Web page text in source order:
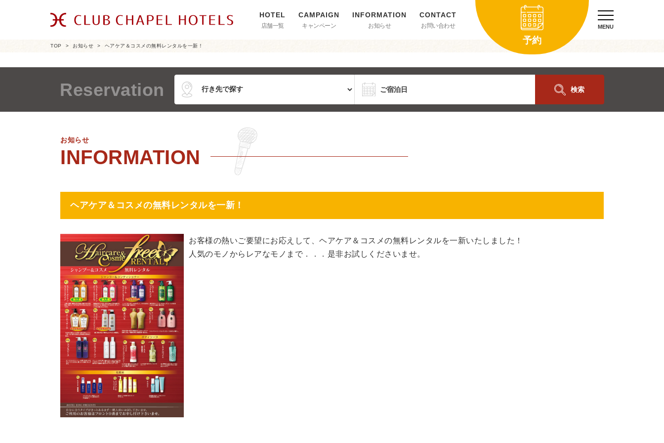
店舗一覧 キャンペーン お知らせ お問い合わせ
予約
MENU
TOP お知らせ ヘアケア＆コスメの無料レンタルを一新！
Reservation 検索
お知らせ
ヘアケア＆コスメの無料レンタルを一新！
お客様の熱いご要望にお応えして、ヘアケア＆コスメの無料レンタルを一新いたしました！
人気のモノからレアなモノまで．．．是非お試しくださいませ。